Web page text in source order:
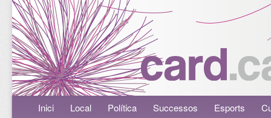
Menú principalAneu al contingut principal
Aneu al contingut secundari
Inici Local Política Successos Esports